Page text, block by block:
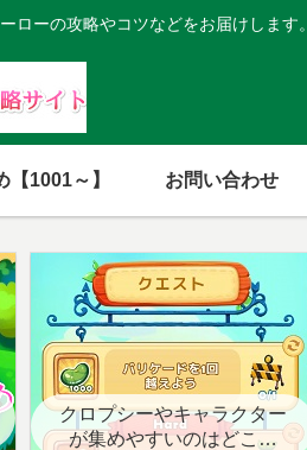
ローの攻略やコツなどをお届けします。
【1001～】 お問い合わせ
クロプシーやキャラクター
が集めやすいのはどこ？